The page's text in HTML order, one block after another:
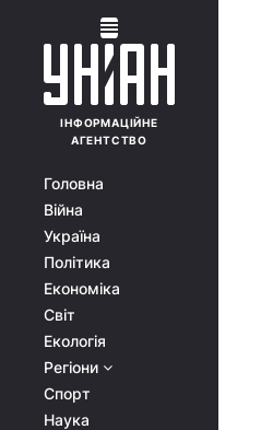
ІНФОРМАЦІЙНЕ
АГЕНТСТВО
Головна
Війна
Україна
Політика
Економіка
Світ
Екологія
Регіони
Спорт
Наука